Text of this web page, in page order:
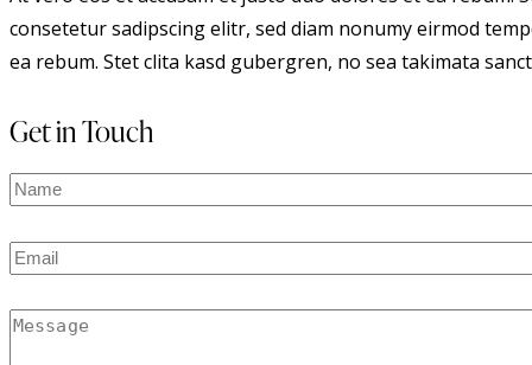
consetetur sadipscing elitr, sed diam nonumy eirmod
ea rebum. Stet clita kasd gubergren, no sea takimata
Get in Touch